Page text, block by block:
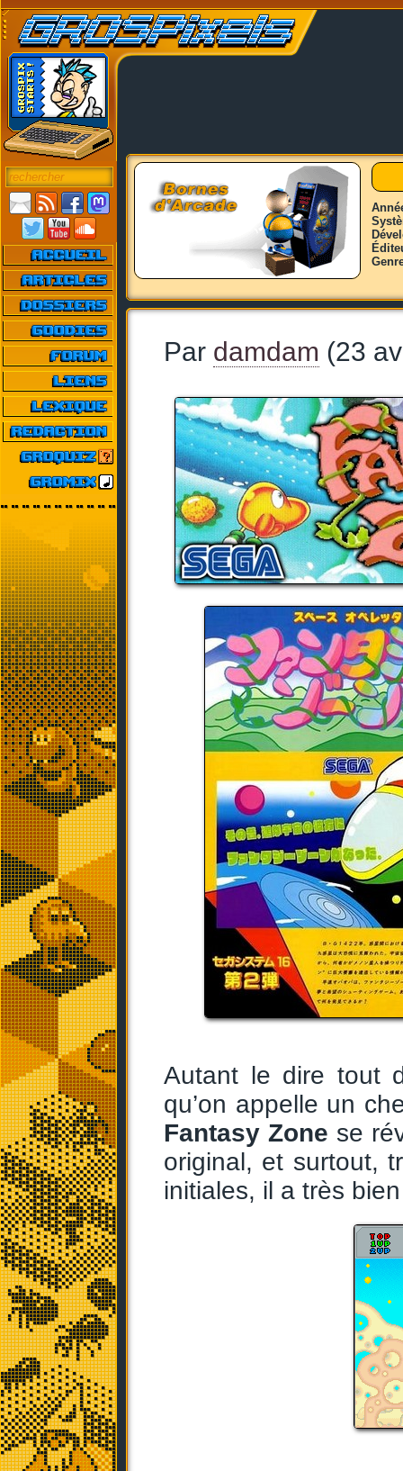
Par damdam (23
Autant le dire tout
qu’on appelle un
Fantasy Zone se
original, et surtout,
initiales, il a très